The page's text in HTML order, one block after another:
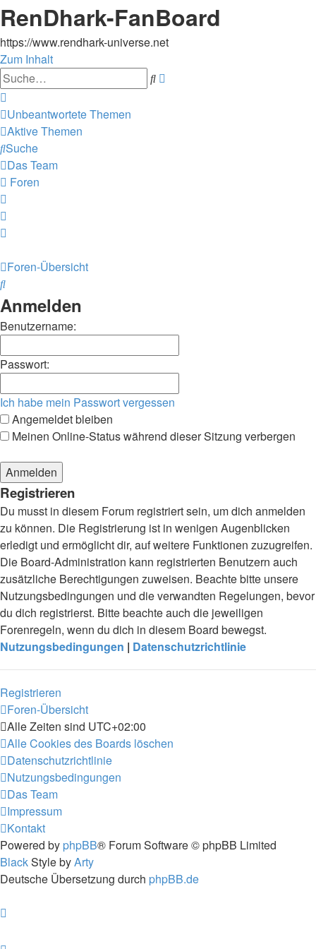
RenDhark-FanBoard
https://www.rendhark-universe.net
Zum Inhalt
Suche
Unbeantwortete Themen
Aktive Themen
Suche
Das Team
Foren
Foren-Übersicht
Suche
Anmelden
Benutzername:
Passwort:
Ich habe mein Passwort vergessen
Angemeldet bleiben
Meinen Online-Status während dieser Sitzung verbergen
Registrieren
Du musst in diesem Forum registriert sein, um dich anmelden
zu können. Die Registrierung ist in wenigen Augenblicken
erledigt und ermöglicht dir, auf weitere Funktionen zuzugreifen.
Die Board-Administration kann registrierten Benutzern auch
zusätzliche Berechtigungen zuweisen. Beachte bitte unsere
Nutzungsbedingungen und die verwandten Regelungen, bevor
du dich registrierst. Bitte beachte auch die jeweiligen
Forenregeln, wenn du dich in diesem Board bewegst.
Nutzungsbedingungen | Datenschutzrichtlinie
Registrieren
Foren-Übersicht
Alle Zeiten sind UTC+02:00
Alle Cookies des Boards löschen
Datenschutzrichtlinie
Nutzungsbedingungen
Das Team
Impressum
Kontakt
Powered by phpBB® Forum Software © phpBB Limited
BlackStyle byArty
Deutsche Übersetzung durch phpBB.de